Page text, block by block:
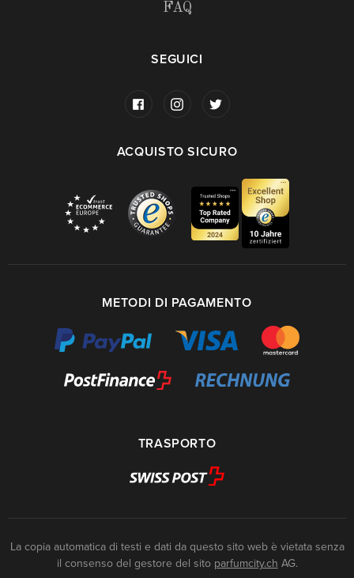
FAQ
SEGUICI
ACQUISTO SICURO
METODI DI PAGAMENTO
TRASPORTO
La copia automatica di testi e dati da questo sito web è vietata senza
il consenso del gestore del sito parfumcity.ch AG.